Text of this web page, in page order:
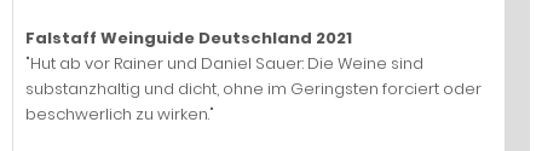
Falstaff Weinguide Deutschland 2021
"Hut ab vor Rainer und Daniel Sauer: Die Weine sind
substanzhaltig und dicht, ohne im Geringsten forciert oder
beschwerlich zu wirken."